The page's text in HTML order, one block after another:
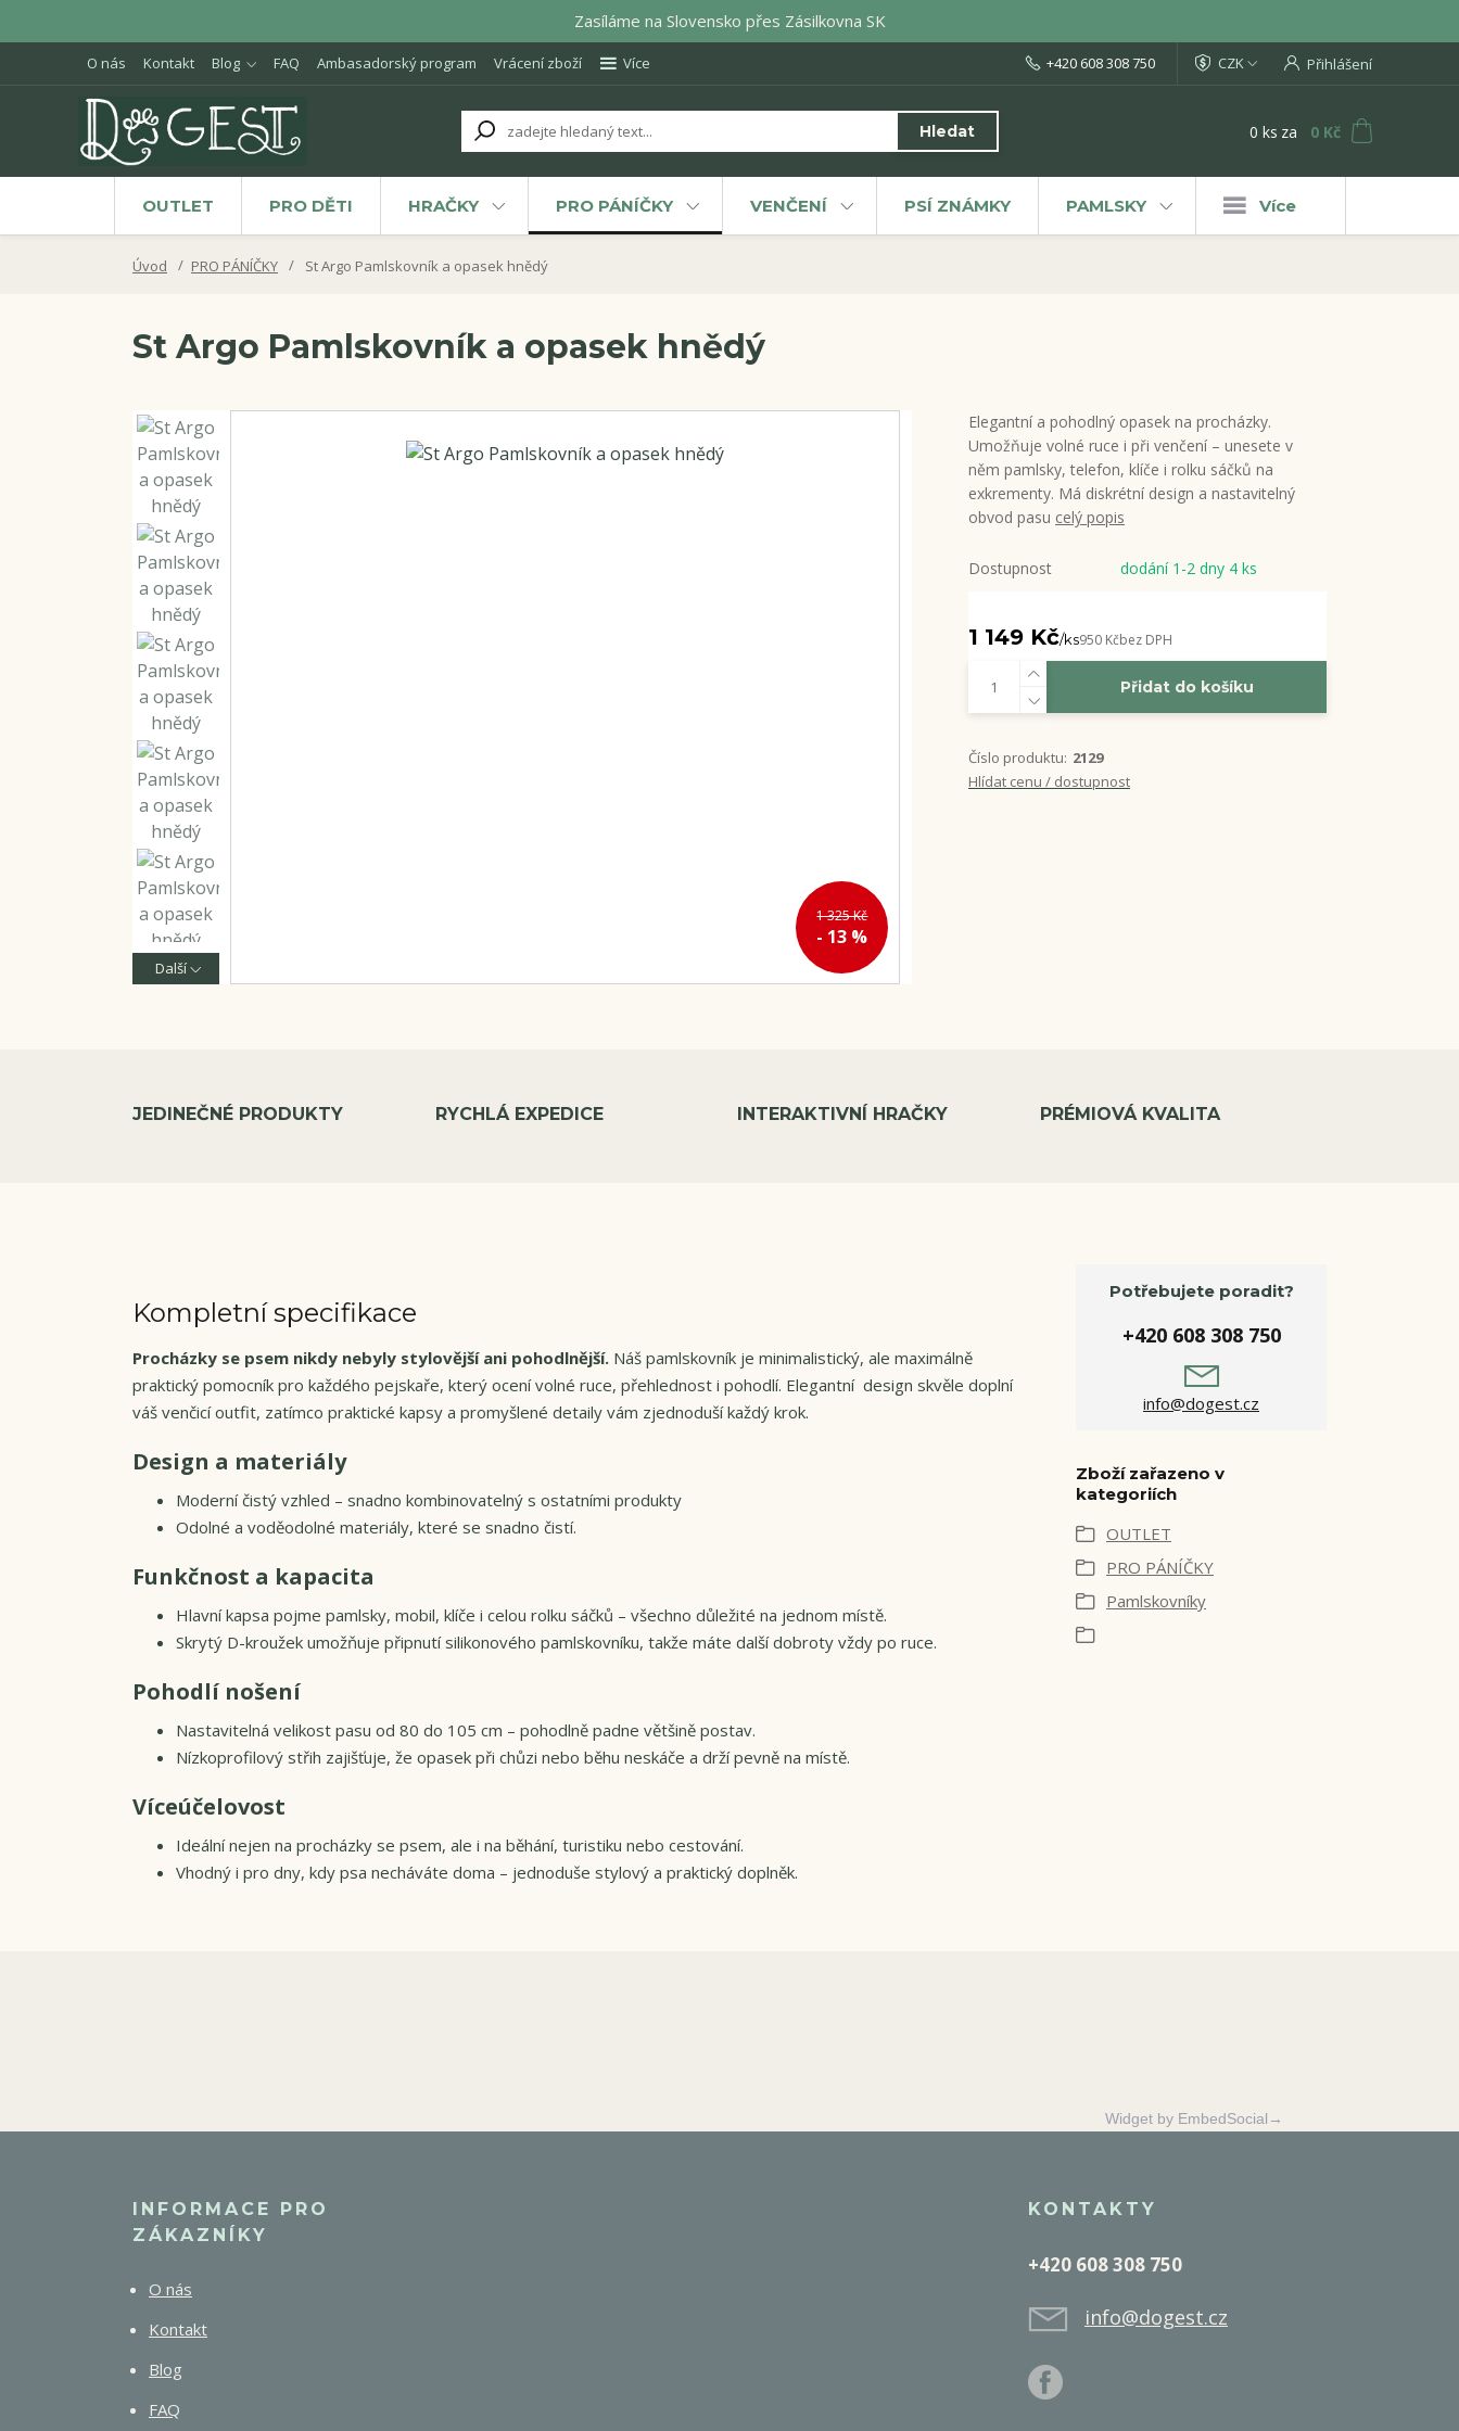
Zasíláme na Slovensko přes Zásilkovna SK
O nás Kontakt Blog FAQ Ambasadorský program Vrácení zboží Více CZK Přihlášení
Hledat
+420 608 308 750
0 ks za 0 Kč
OUTLET PRO DĚTI HRAČKY PRO PÁNÍČKY VENČENÍ PSÍ ZNÁMKY PAMLSKY Více
Úvod PRO PÁNÍČKY St Argo Pamlskovník a opasek hnědý
St Argo Pamlskovník a opasek hnědý
1 325 Kč
- 13 %
Další
Elegantní a pohodlný opasek na procházky.
Umožňuje volné ruce i při venčení – unesete v
něm pamlsky, telefon, klíče i rolku sáčků na
exkrementy. Má diskrétní design a nastavitelný
obvod pasu celý popis
Dostupnost dodání 1-2 dny 4 ks
1 149 Kč/ks950 Kčbez DPH
Přidat do košíku
Číslo produktu: 2129
Hlídat cenu / dostupnost
JEDINEČNÉ PRODUKTY RYCHLÁ EXPEDICE INTERAKTIVNÍ HRAČKY PRÉMIOVÁ KVALITA
Kompletní specifikace
Procházky se psem nikdy nebyly stylovější ani pohodlnější. Náš pamlskovník je minimalistický, ale maximálně
praktický pomocník pro každého pejskaře, který ocení volné ruce, přehlednost i pohodlí. Elegantní design skvěle doplní
váš venčicí outfit, zatímco praktické kapsy a promyšlené detaily vám zjednoduší každý krok.
Design a materiály
Moderní čistý vzhled – snadno kombinovatelný s ostatními produkty
Odolné a voděodolné materiály, které se snadno čistí.
Funkčnost a kapacita
Hlavní kapsa pojme pamlsky, mobil, klíče i celou rolku sáčků – všechno důležité na jednom místě.
Skrytý D-kroužek umožňuje připnutí silikonového pamlskovníku, takže máte další dobroty vždy po ruce.
Pohodlí nošení
Nastavitelná velikost pasu od 80 do 105 cm – pohodlně padne většině postav.
Nízkoprofilový střih zajišťuje, že opasek při chůzi nebo běhu neskáče a drží pevně na místě.
Víceúčelovost
Ideální nejen na procházky se psem, ale i na běhání, turistiku nebo cestování.
Vhodný i pro dny, kdy psa necháváte doma – jednoduše stylový a praktický doplněk.
Potřebujete poradit?
+420 608 308 750
info@dogest.cz
Zboží zařazeno v
kategoriích
OUTLET
PRO PÁNÍČKY
Pamlskovníky
Widget by EmbedSocial→
INFORMACE PRO
ZÁKAZNÍKY
O nás
Kontakt
Blog
FAQ
KONTAKTY
+420 608 308 750
info@dogest.cz